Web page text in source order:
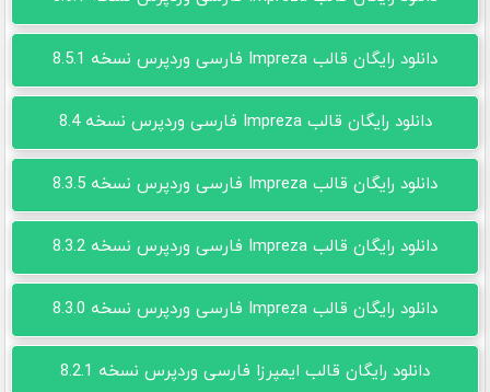
دانلود رایگان قالب Impreza فارسی وردپرس نسخه 8.5.1
دانلود رایگان قالب Impreza فارسی وردپرس نسخه 8.4
دانلود رایگان قالب Impreza فارسی وردپرس نسخه 8.3.5
دانلود رایگان قالب Impreza فارسی وردپرس نسخه 8.3.2
دانلود رایگان قالب Impreza فارسی وردپرس نسخه 8.3.0
دانلود رایگان قالب ایمپرزا فارسی وردپرس نسخه 8.2.1